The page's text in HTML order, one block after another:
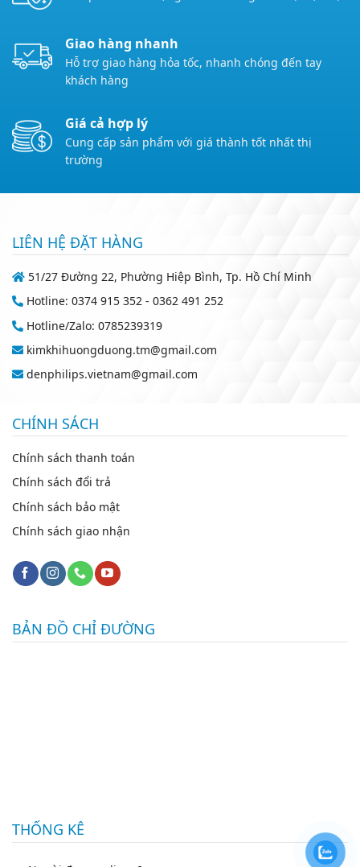
Giao hàng nhanh
Hỗ trợ giao hàng hỏa tốc, nhanh chóng đến tay
khách hàng
Giá cả hợp lý
Cung cấp sản phẩm với giá thành tốt nhất thị
trường
LIÊN HỆ ĐẶT HÀNG
51/27 Đường 22, Phường Hiệp Bình, Tp. Hồ Chí Minh
Hotline: 0374 915 352 - 0362 491 252
Hotline/Zalo: 0785239319
kimkhihuongduong.tm@gmail.com
denphilips.vietnam@gmail.com
CHÍNH SÁCH
Chính sách thanh toán
Chính sách đổi trả
Chính sách bảo mật
Chính sách giao nhận
BẢN ĐỒ CHỈ ĐƯỜNG
THỐNG KÊ